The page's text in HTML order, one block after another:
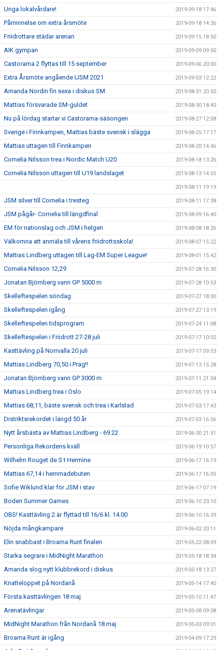
Unga lokalvårdare! 2019-09-18 17:46
Påminnelse om extra årsmöte 2019-09-18 14:26
Friidrottare städar arenan 2019-09-15 18:50
AIK gympan 2019-09-09 09:50
Castorama 2 flyttas till 15 september 2019-09-06 20:00
Extra Årsmöte angående IJSM 2021 2019-09-03 12:22
Amanda Nordin fin sexa i diskus SM 2019-08-31 20:50
Mattias försvarade SM-guldet 2019-08-30 18:40
Nu på lördag startar vi Castorama-säsongen 2019-08-27 12:08
Sverige i Finnkampen, Mattias bäste svensk i slägga 2019-08-25 17:17
Mattias uttagen till Finnkampen 2019-08-20 14:46
Cornelia Nilsson trea i Nordic Match U20 2019-08-18 13:26
Cornelia Nilsson uttagen till U19 landslaget 2019-08-13 14:55
2019-08-11 19:19
JSM silver till Cornelia i tresteg 2019-08-11 17:38
JSM pågår- Cornelia till längdfinal 2019-08-09 16:40
EM för nationslag och JSM i helgen 2019-08-08 18:26
Välkomna att anmäla till vårens friidrottsskola! 2019-08-07 15:22
Mattias Lindberg uttagen till Lag-EM Super League! 2019-08-01 15:42
Cornelia Nilsson 12,29 2019-07-28 16:30
Jonatan Björnberg vann GP 5000 m 2019-07-28 10:53
Skelleftespelen söndag 2019-07-27 18:00
Skelleftespelen igång 2019-07-27 13:19
Skelleftespelen tidsprogram 2019-07-24 11:08
Skelleftespelen i Friidrott 27-28 juli 2019-07-17 10:02
Kasttävling på Norrvalla 20 juli 2019-07-17 09:53
Mattias Lindberg 70,50 i Prag!! 2019-07-13 15:28
Jonatan Björnberg vann GP 3000 m 2019-07-11 21:34
Mattias Lindberg trea i Oslo 2019-07-05 19:14
Mattias 68,11, bäste svensk och trea i Karlstad 2019-07-03 17:43
Distriktsrekordet i längd 50 år 2019-07-03 16:56
Nytt årsbästa av Mattias Lindberg - 69.22 2019-06-30 21:51
Personliga Rekordens kväll 2019-06-19 10:57
Wilhelm Rouget de S:t Hermine 2019-06-17 16:19
Mattias 67,14 i hemmadebuten 2019-06-17 16:05
Sofie Wiklund klar för JSM i stav 2019-06-17 07:19
Boden Summer Games 2019-06-10 23:10
OBS! Kasttävling 2 är flyttad till 16/6 kl. 14.00 2019-06-10 16:39
Nöjda mångkampare 2019-06-02 20:11
Elin snabbast i Broarna Runt finalen 2019-05-22 08:09
Starka segrare i MidNight Marathon 2019-05-18 18:34
Amanda slog nytt klubbrekord i diskus 2019-05-18 13:27
Knatteloppet på Nordanå 2019-05-14 17:40
Första kasttävlingen 18 maj 2019-05-10 11:47
Arenatävlingar 2019-05-08 09:08
MidNight Marathon från Nordanå 18 maj 2019-05-03 09:01
Broarna Runt är igång 2019-04-09 17:29